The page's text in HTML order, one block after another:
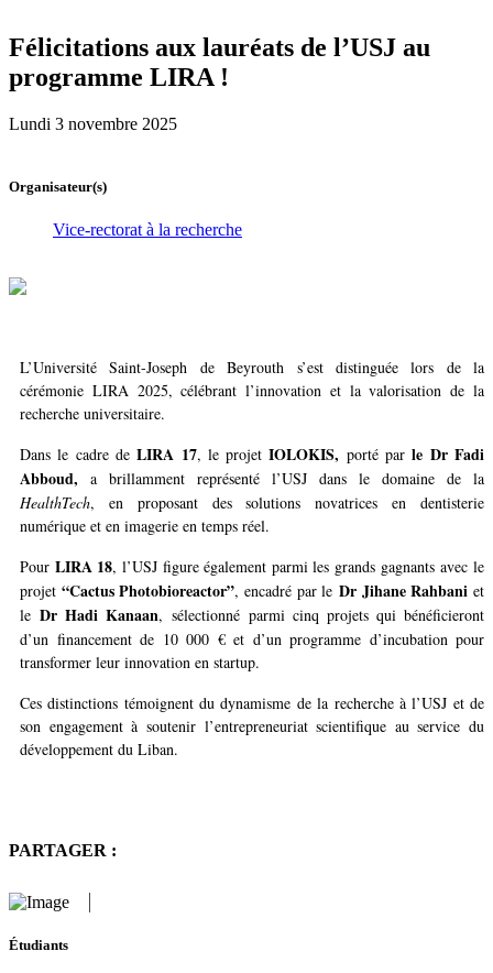
Félicitations aux lauréats de l’USJ au
programme LIRA !
Lundi 3 novembre 2025
Organisateur(s)
Vice-rectorat à la recherche
L’Université Saint-Joseph de Beyrouth s’est distinguée lors de la
cérémonie LIRA 2025, célébrant l’innovation et la valorisation de la
recherche universitaire.
Dans le cadre deLIRA 17, le projetIOLOKIS, porté par le Dr Fadi
Abboud, a brillamment représenté l’USJ dans le domaine de la
HealthTech, en proposant des solutions novatrices en dentisterie
numérique et en imagerie en temps réel.
Pour LIRA 18, l’USJ figure également parmi les grands gagnants avec le
projet “Cactus Photobioreactor”, encadré par leDr Jihane Rahbani et
leDr Hadi Kanaan, sélectionné parmi cinq projets qui bénéficieront
d’un financement de 10 000 € et d’un programme d’incubation pour
transformer leur innovation en startup.
Ces distinctions témoignent du dynamisme de la recherche à l’USJ et de
son engagement à soutenir l’entrepreneuriat scientifique au service du
développement du Liban.
PARTAGER :
Étudiants